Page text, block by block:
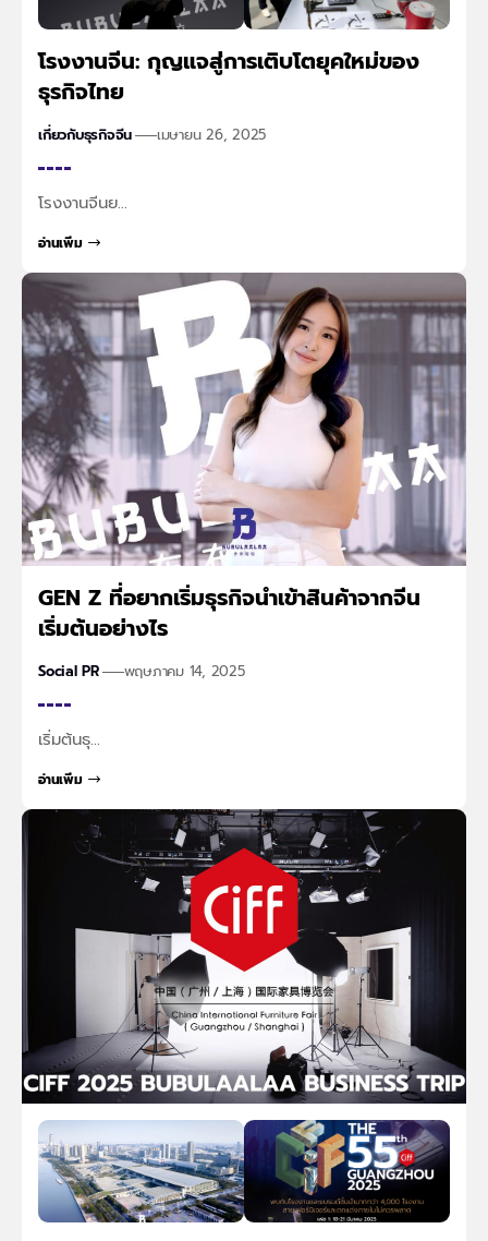
โรงงานจีน: กุญแจสู่การเติบโตยุคใหม่ของ
ธุรกิจไทย
เกี่ยวกับธุรกิจจีน เมษายน 26, 2025
โรงงานจีนย…
อ่านเพิ่ม
GEN Z ที่อยากเริ่มธุรกิจนำเข้าสินค้าจากจีน
เริ่มต้นอย่างไร
Social PR พฤษภาคม 14, 2025
เริ่มต้นธุ…
อ่านเพิ่ม